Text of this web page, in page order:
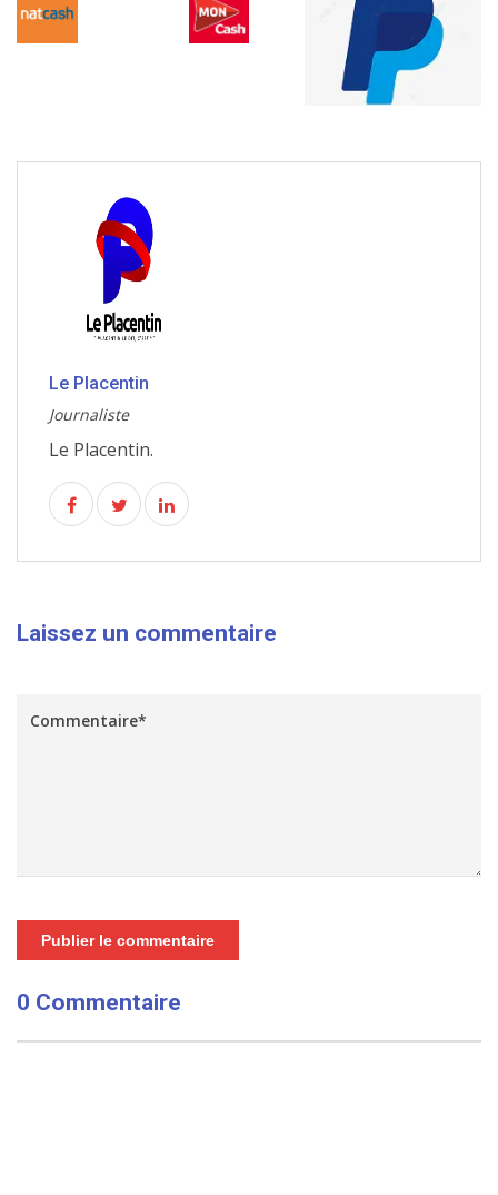
Le Placentin
Journaliste
Le Placentin.
Laissez un commentaire
Publier le commentaire
0 Commentaire